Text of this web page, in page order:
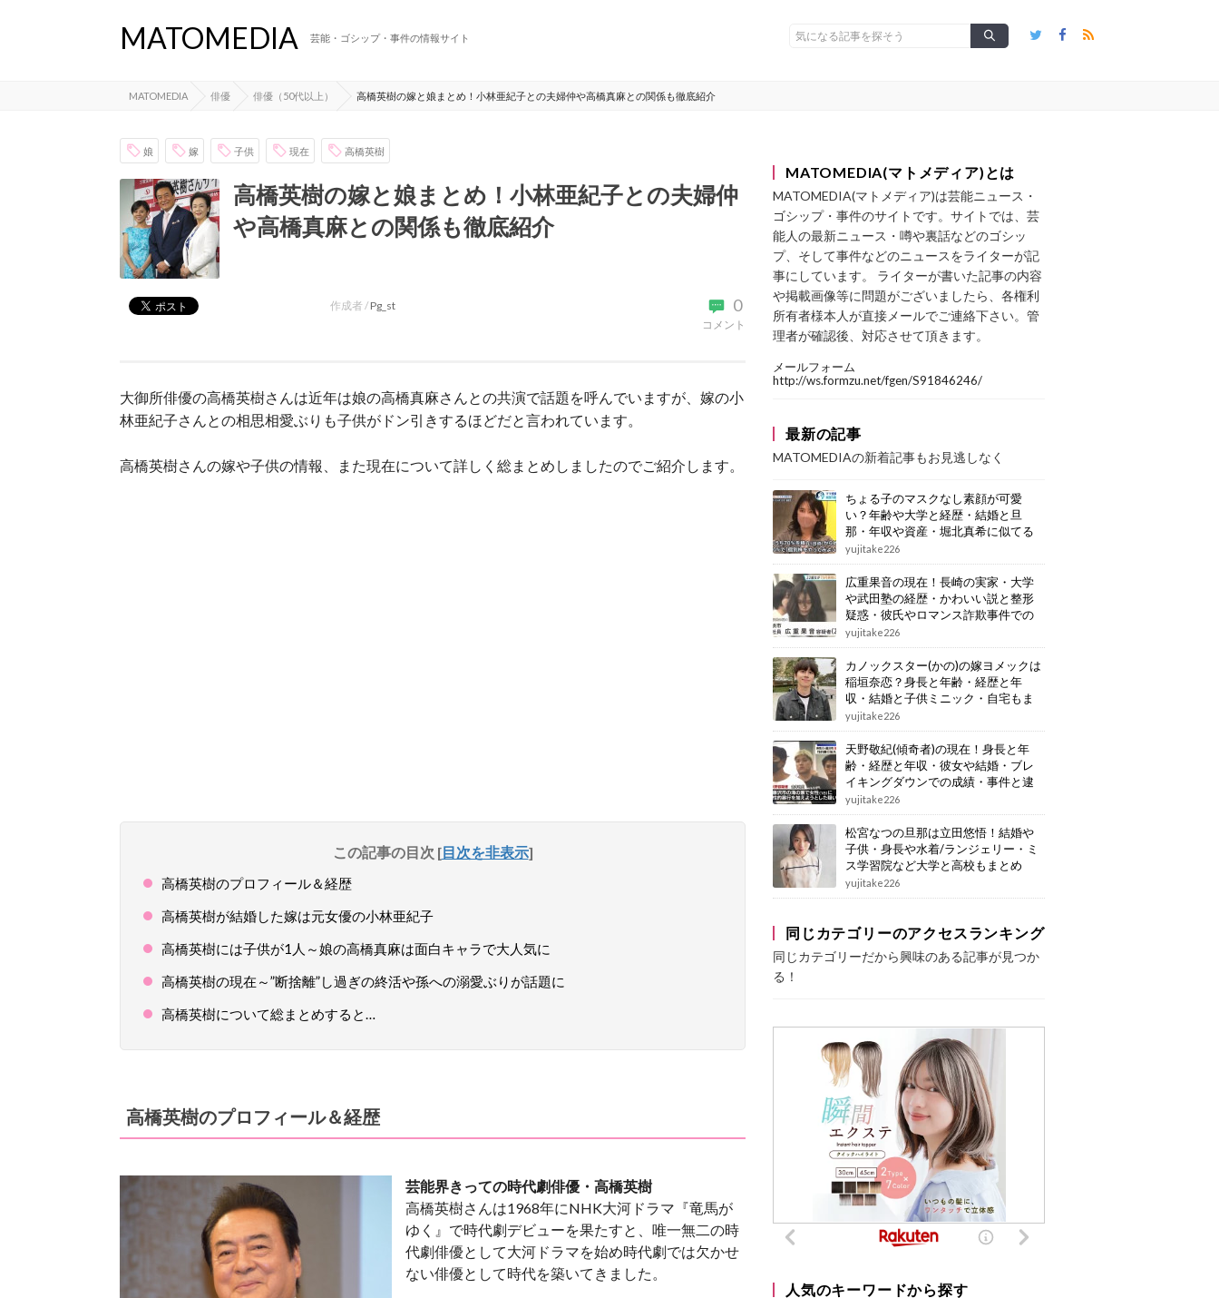
MATOMEDIA 芸能・ゴシップ・事件の情報サイト
MATOMEDIA 俳優 俳優（50代以上） 高橋英樹の嫁と娘まとめ！小林亜紀子との夫婦仲や高橋真麻との関係も徹底紹介
娘 嫁 子供 現在 高橋英樹
高橋英樹の嫁と娘まとめ！小林亜紀子との夫婦仲
や高橋真麻との関係も徹底紹介
0
コメント
作成者 / Pg_st
大御所俳優の高橋英樹さんは近年は娘の高橋真麻さんとの共演で話題を呼んでいますが、嫁の小
林亜紀子さんとの相思相愛ぶりも子供がドン引きするほどだと言われています。
高橋英樹さんの嫁や子供の情報、また現在について詳しく総まとめしましたのでご紹介します。
この記事の目次 [目次を非表示]
高橋英樹のプロフィール＆経歴
高橋英樹が結婚した嫁は元女優の小林亜紀子
高橋英樹には子供が1人～娘の高橋真麻は面白キャラで大人気に
高橋英樹の現在～”断捨離”し過ぎの終活や孫への溺愛ぶりが話題に
高橋英樹について総まとめすると…
高橋英樹のプロフィール＆経歴
芸能界きっての時代劇俳優・高橋英樹
高橋英樹さんは1968年にNHK大河ドラマ『竜馬が
ゆく』で時代劇デビューを果たすと、唯一無二の時
代劇俳優として大河ドラマを始め時代劇では欠かせ
ない俳優として時代を築いてきました。
MATOMEDIA(マトメディア)とは
MATOMEDIA(マトメディア)は芸能ニュース・
ゴシップ・事件のサイトです。サイトでは、芸
能人の最新ニュース・噂や裏話などのゴシッ
プ、そして事件などのニュースをライターが記
事にしています。 ライターが書いた記事の内容
や掲載画像等に問題がございましたら、各権利
所有者様本人が直接メールでご連絡下さい。管
理者が確認後、対応させて頂きます。
メールフォーム
http://ws.formzu.net/fgen/S91846246/
最新の記事
MATOMEDIAの新着記事もお見逃しなく
ちょる子のマスクなし素顔が可愛
い？年齢や大学と経歴・結婚と旦
那・年収や資産・堀北真希に似てる
画像もまとめ
yujitake226
広重果音の現在！長崎の実家・大学
や武田塾の経歴・かわいい説と整形
疑惑・彼氏やロマンス詐欺事件での
逮捕もまとめ
yujitake226
カノックスター(かの)の嫁ヨメックは
稲垣奈恋？身長と年齢・経歴と年
収・結婚と子供ミニック・自宅もま
とめ
yujitake226
天野敬紀(傾奇者)の現在！身長と年
齢・経歴と年収・彼女や結婚・ブレ
イキングダウンでの成績・事件と逮
捕もまとめ
yujitake226
松宮なつの旦那は立田悠悟！結婚や
子供・身長や水着/ランジェリー・ミ
ス学習院など大学と高校もまとめ
yujitake226
同じカテゴリーのアクセスランキング
同じカテゴリーだから興味のある記事が見つか
る！
人気のキーワードから探す